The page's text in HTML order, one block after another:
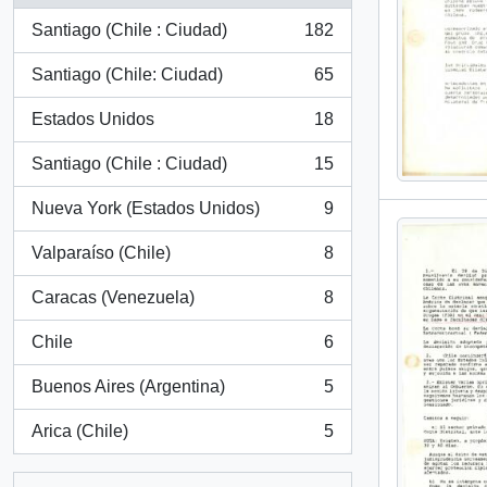
Santiago (Chile : Ciudad)
, 182 results
182
Santiago (Chile: Ciudad)
, 65 results
65
Estados Unidos
, 18 results
18
Santiago (Chile : Ciudad)
, 15 results
15
Nueva York (Estados Unidos)
, 9 results
9
Valparaíso (Chile)
, 8 results
8
Caracas (Venezuela)
, 8 results
8
Chile
, 6 results
6
Buenos Aires (Argentina)
, 5 results
5
Arica (Chile)
, 5 results
5